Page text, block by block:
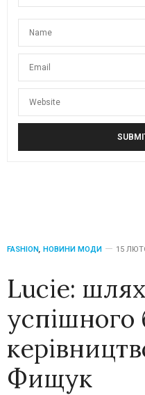
FASHION, НОВИНИ МОДИ 15
Lucie: шлях
успішного
Фищук